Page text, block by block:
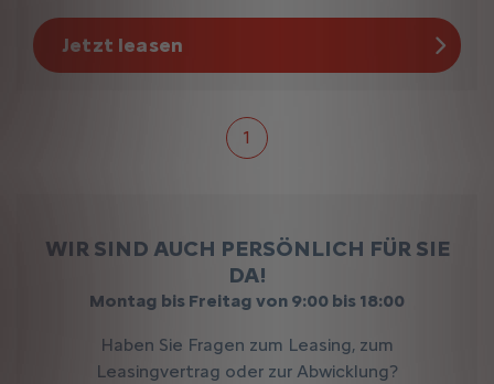
Jetzt leasen
1
WIR SIND AUCH PERSÖNLICH FÜR SIE
DA!
Montag bis Freitag von 9:00 bis 18:00
Haben Sie Fragen zum Leasing, zum
Leasingvertrag oder zur Abwicklung?